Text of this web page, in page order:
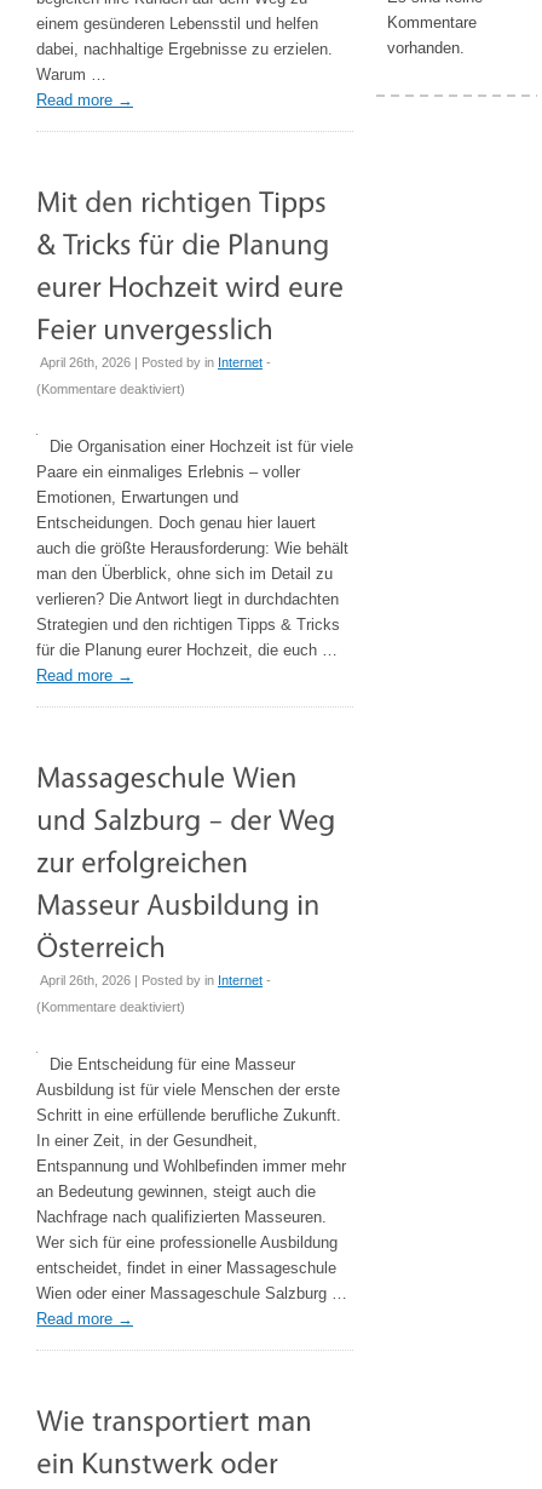
einem gesünderen Lebensstil und helfen
dabei, nachhaltige Ergebnisse zu erzielen.
Warum …
Read more →
April 26th, 2026 | Posted by in Internet -
(Kommentare deaktiviertfür
den
richtigen
Tricks
für
die
Planung
eurer
unvergesslich
)
Die Organisation einer Hochzeit ist für viele
Paare ein einmaliges Erlebnis – voller
Emotionen, Erwartungen und
Entscheidungen. Doch genau hier lauert
auch die größte Herausforderung: Wie behält
man den Überblick, ohne sich im Detail zu
verlieren? Die Antwort liegt in durchdachten
Strategien und den richtigen Tipps & Tricks
für die Planung eurer Hochzeit, die euch …
Read more →
April 26th, 2026 | Posted by in Internet -
(Kommentare deaktiviertfür
Wien
und
Salzburg
–
der
zur
erfolgreichen
Masseur
Ausbildung
)
Die Entscheidung für eine Masseur
Ausbildung ist für viele Menschen der erste
Schritt in eine erfüllende berufliche Zukunft.
In einer Zeit, in der Gesundheit,
Entspannung und Wohlbefinden immer mehr
an Bedeutung gewinnen, steigt auch die
Nachfrage nach qualifizierten Masseuren.
Wer sich für eine professionelle Ausbildung
entscheidet, findet in einer Massageschule
Wien oder einer Massageschule Salzburg …
Read more →
Kommentare
vorhanden.